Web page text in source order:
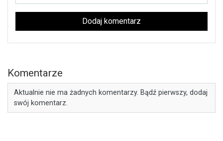
Dodaj komentarz
Komentarze
Aktualnie nie ma żadnych komentarzy. Bądź pierwszy, dodaj
swój komentarz.